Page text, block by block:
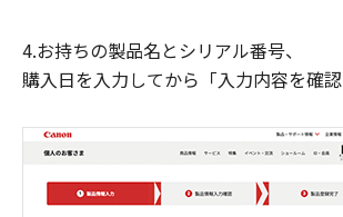
4.お持ちの製品名とシリアル番号、
購入日を入力してから「入力内容を確